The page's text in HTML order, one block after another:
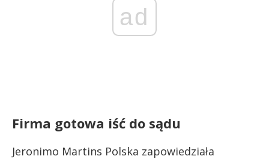
ad
Firma gotowa iść do sądu
Jeronimo Martins Polska zapowiedziała